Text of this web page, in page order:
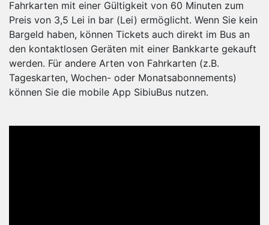
Fahrkarten mit einer Gültigkeit von 60 Minuten zum
Preis von 3,5 Lei in bar (Lei) ermöglicht. Wenn Sie kein
Bargeld haben, können Tickets auch direkt im Bus an
den kontaktlosen Geräten mit einer Bankkarte gekauft
werden. Für andere Arten von Fahrkarten (z.B.
Tageskarten, Wochen- oder Monatsabonnements)
können Sie die mobile App SibiuBus nutzen.